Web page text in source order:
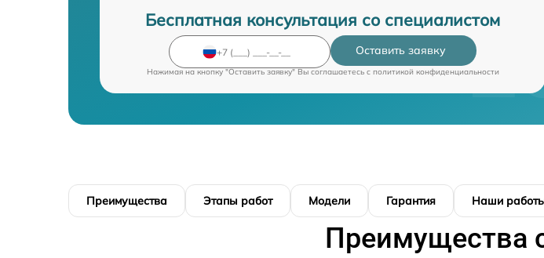
Бесплатная консультация со специалистом
Оставить заявку
Нажимая на кнопку "Оставить заявку" Вы соглашаетесь c политикой конфиденциальности
Преимущества Этапы работ Модели Гарантия Наши
Преимущества